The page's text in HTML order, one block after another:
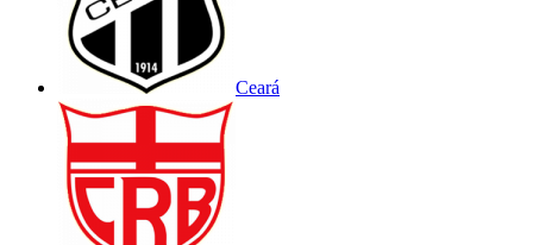
Ceará